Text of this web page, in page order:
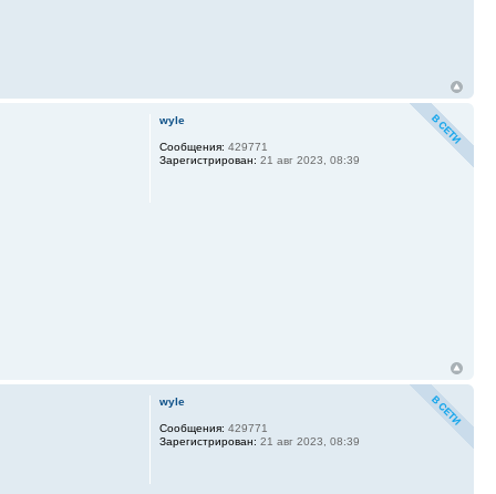
wyle
Сообщения: 429771
Зарегистрирован: 21 авг 2023, 08:39
wyle
Сообщения: 429771
Зарегистрирован: 21 авг 2023, 08:39